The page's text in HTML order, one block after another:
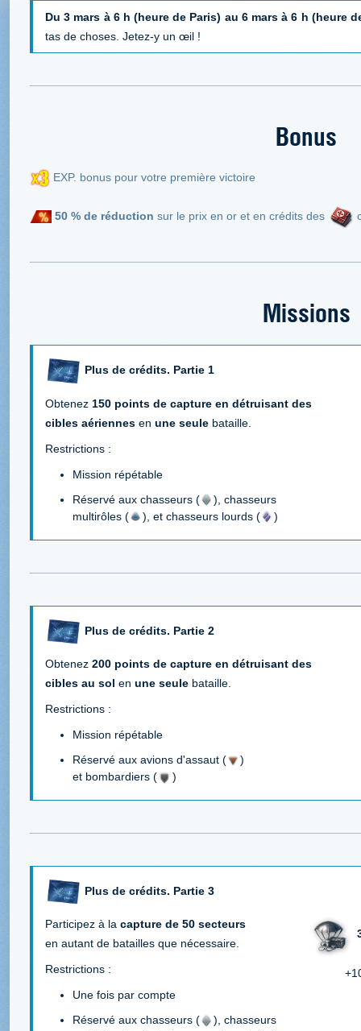
Du 3 mars à 6 h (heure de Paris) au 6 mars à 6 h (heure
tas de choses. Jetez-y un œil !
Bonus
EXP. bonus pour votre première victoire
50 % de réduction sur le prix en or et en crédits des
Missions
Plus de crédits. Partie 1
Obtenez 150 points de capture en détruisant des
cibles aériennes en une seule bataille.
Restrictions :
Mission répétable
Réservé aux chasseurs (
), chasseurs
multirôles (
), et chasseurs lourds ( )
Plus de crédits. Partie 2
Obtenez 200 points de capture en détruisant des
cibles au sol en une seule bataille.
Restrictions :
Mission répétable
Réservé aux avions d'assaut (
)
et bombardiers (
)
Plus de crédits. Partie 3
Participez à la capture de 50 secteurs
en autant de batailles que nécessaire.
Restrictions :
Une fois par compte
Réservé aux chasseurs (
), chasseurs